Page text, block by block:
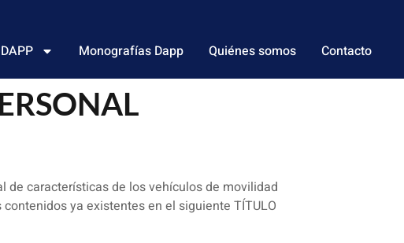
Monografías Dapp Quiénes somos Contacto
de características de los vehículos de movilidad
ya existentes en el siguiente TÍTULO